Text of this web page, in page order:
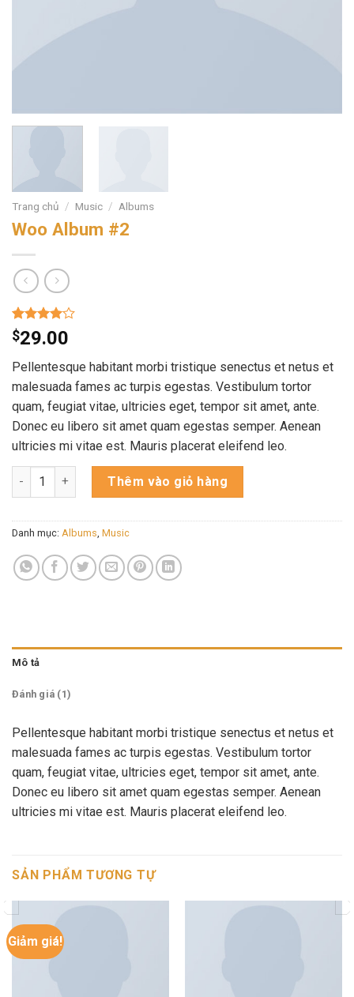
Trang chủ / Music / Albums
Woo Album #2
4.00trên
5 dựa
1
giá
$29.00
Pellentesque habitant morbi tristique senectus et netus et
malesuada fames ac turpis egestas. Vestibulum tortor
quam, feugiat vitae, ultricies eget, tempor sit amet, ante.
Donec eu libero sit amet quam egestas semper. Aenean
ultricies mi vitae est. Mauris placerat eleifend leo.
Woo Album #2 số lượngThêm vào giỏ hàng
Danh mục: Albums Music
Mô tả
Đánh giá (1)
Pellentesque habitant morbi tristique senectus et netus et
malesuada fames ac turpis egestas. Vestibulum tortor
quam, feugiat vitae, ultricies eget, tempor sit amet, ante.
Donec eu libero sit amet quam egestas semper. Aenean
ultricies mi vitae est. Mauris placerat eleifend leo.
SẢN PHẨM TƯƠNG TỰ
Giảm giá!